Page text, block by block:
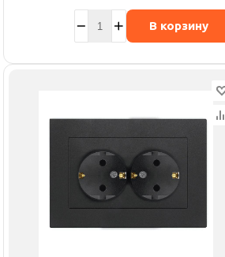
В корзину